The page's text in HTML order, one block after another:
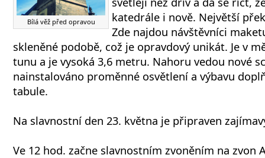
Bílá věž před opravou
katedrále i nově. Největší
Zde najdou návštěvníci
skleněné podobě, což je opravdový unikát. Je v
tunu a je vysoká 3,6 metru. Nahoru vedou nové
nainstalováno proměnné osvětlení a výbavu
tabule.
Na slavnostní den 23. května je připraven
Ve 12 hod. začne slavnostním zvoněním na zvon